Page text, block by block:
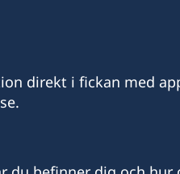
direkt i fickan med